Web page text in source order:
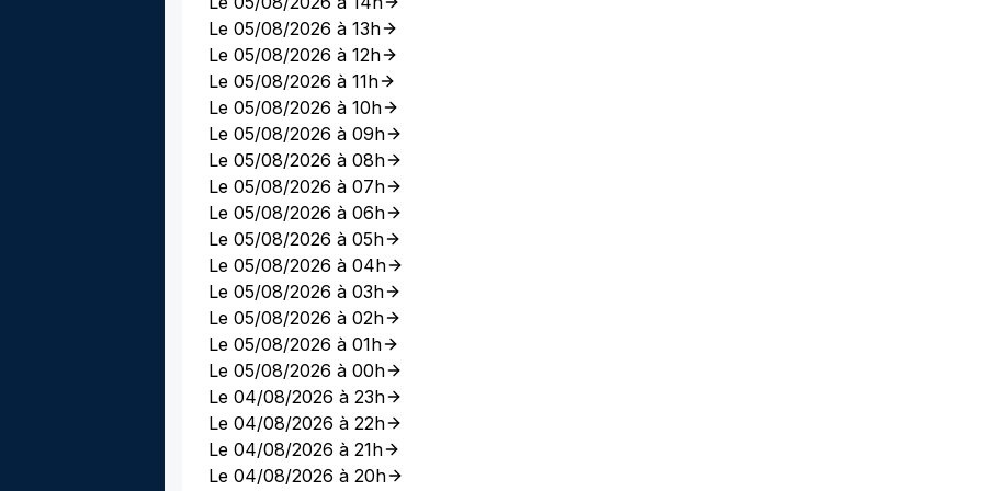
Le 05/08/2026 à 13h
Le 05/08/2026 à 12h
Le 05/08/2026 à 11h
Le 05/08/2026 à 10h
Le 05/08/2026 à 09h
Le 05/08/2026 à 08h
Le 05/08/2026 à 07h
Le 05/08/2026 à 06h
Le 05/08/2026 à 05h
Le 05/08/2026 à 04h
Le 05/08/2026 à 03h
Le 05/08/2026 à 02h
Le 05/08/2026 à 01h
Le 05/08/2026 à 00h
Le 04/08/2026 à 23h
Le 04/08/2026 à 22h
Le 04/08/2026 à 21h
Le 04/08/2026 à 20h